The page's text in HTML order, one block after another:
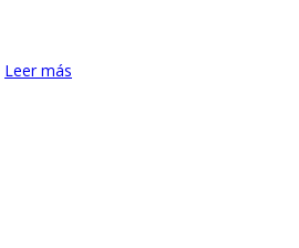
Leer más